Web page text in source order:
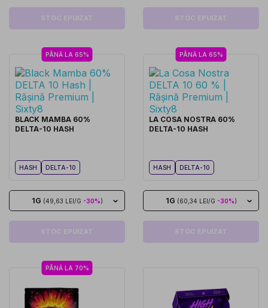
STOC EPUIZAT STOC EPUIZAT
PÂNĂ LA 65%
BLACK MAMBA 60%
DELTA-10 HASH
HASH DELTA-10
1G (49,63 LEI/G -30%)
STOC EPUIZAT
PÂNĂ LA 65%
LA COSA NOSTRA 60%
DELTA-10 HASH
HASH DELTA-10
1G (60,34 LEI/G -30%)
STOC EPUIZAT
PÂNĂ LA 70%